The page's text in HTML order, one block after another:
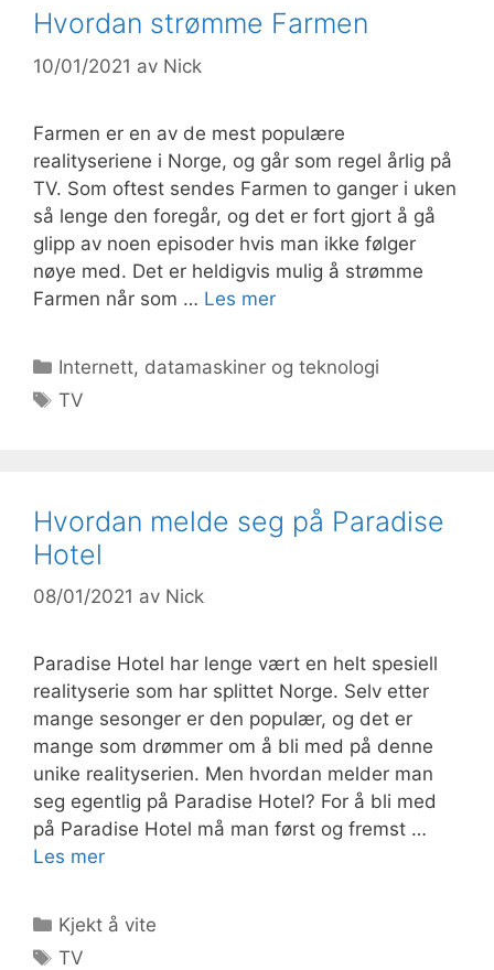
Hvordan strømme Farmen
10/01/2021 av Nick
Farmen er en av de mest populære
realityseriene i Norge, og går som regel årlig på
TV. Som oftest sendes Farmen to ganger i uken
så lenge den foregår, og det er fort gjort å gå
glipp av noen episoder hvis man ikke følger
nøye med. Det er heldigvis mulig å strømme
Farmen når som … Les mer
Kategorier
Internett, datamaskiner og teknologi
Stikkord
TV
Hvordan melde seg på Paradise
Hotel
08/01/2021 av Nick
Paradise Hotel har lenge vært en helt spesiell
realityserie som har splittet Norge. Selv etter
mange sesonger er den populær, og det er
mange som drømmer om å bli med på denne
unike realityserien. Men hvordan melder man
seg egentlig på Paradise Hotel? For å bli med
på Paradise Hotel må man først og fremst …
Les mer
Kategorier
Kjekt å vite
Stikkord
TV